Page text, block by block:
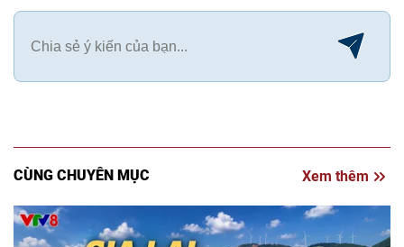
CÙNG CHUYÊN MỤC Xem thêm